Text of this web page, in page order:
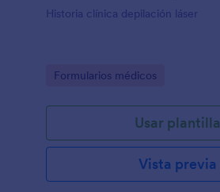
Historia clínica depilación láser
Go to Category:
Formularios médicos
Usar plantilla
Vista previa